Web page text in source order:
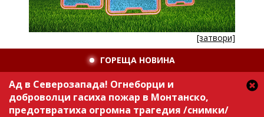
[затвори]
ГОРЕЩА НОВИНА
Ад в Северозапада! Огнеборци и
доброволци гасиха пожар в Монтанско,
предотвратиха огромна трагедия /снимки/